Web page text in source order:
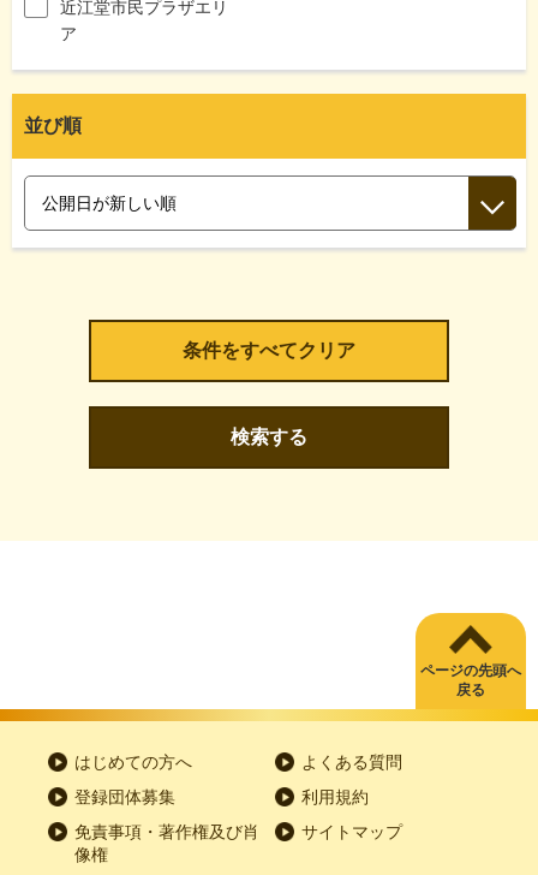
近江堂市民プラザエリ
ア
並び順
検索する
ページの先頭へ
戻る
はじめての方へ
よくある質問
登録団体募集
利用規約
免責事項・著作権及び肖
像権
サイトマップ